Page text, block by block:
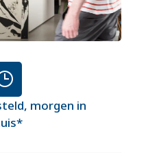
morgen in